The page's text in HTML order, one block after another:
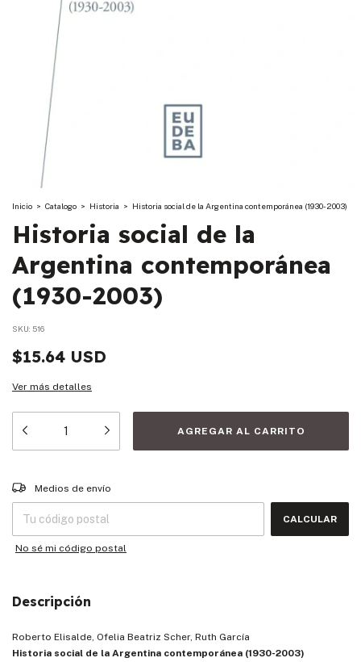
Inicio > Catalogo > Historia > Historia social de la Argentina contemporánea (1930-2003)
Historia social de la
Argentina contemporánea
(1930-2003)
SKU: 516
$15.64 USD
Ver más detalles
Entregas para el CP:
Medios de envío
CALCULAR
No sé mi código postal
Descripción
Roberto Elisalde, Ofelia Beatriz Scher, Ruth García
Historia social de la Argentina contemporánea (1930-2003)